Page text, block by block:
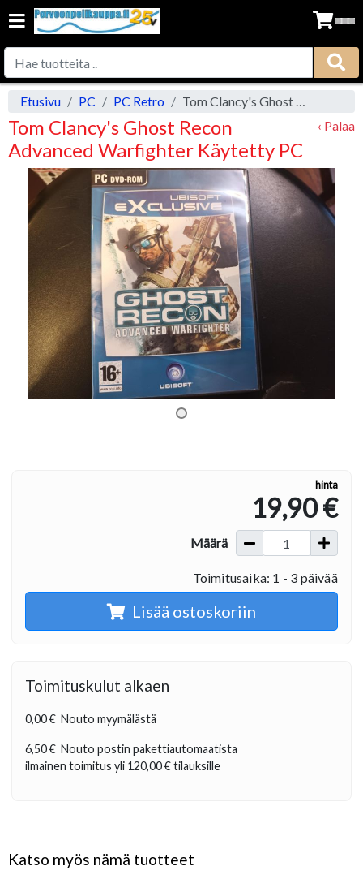
Etusivu PC PC Retro Tom Clancy's Ghost Recon Advanced Warfighter Käytetty PC
Tom Clancy's Ghost Recon
Advanced Warfighter Käytetty PC
‹ Palaa
hinta
19,90 €
Määrä
Toimitusaika: 1 - 3 päivää
Lisää ostoskoriin
Toimituskulut alkaen
0,00 € Nouto myymälästä
6,50 € Nouto postin pakettiautomaatista
ilmainen toimitus yli 120,00 €tilauksille
Katso myös nämä tuotteet